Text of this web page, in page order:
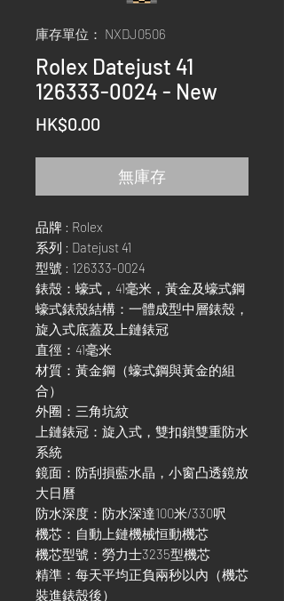
庫存單位： NXDJ0506
Rolex Datejust 41
126333-0024 - New
HK$0.00
無庫存
品牌 : Rolex
系列 : Datejust 41
型號 : 126333-0024
錶殼：蠔式，41毫米，黃金及蠔式鋼
蠔式錶殼結構：一體成型中層錶殼，
旋入式底蓋及上鏈錶冠
直徑：41毫米
材質：黃金鋼（蠔式鋼與黃金的組
合）
外圈：三角坑紋
上鏈錶冠：旋入式，雙扣鎖雙重防水
系統
鏡面：防刮損藍水晶，小窗凸透鏡放
大日曆
防水深度：防水深達100米/330呎
機芯：自動上鏈機械恒動機芯
機芯型號：勞力士3235型機芯
精準：每天平均正負兩秒以內（機芯
裝進錶殼後）